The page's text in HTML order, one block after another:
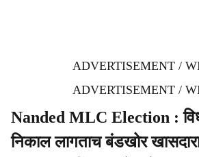
ADVERTISEMENT /
ADVERTISEMENT /
Nanded MLC Election :
निकाल लागताच बंडखोर